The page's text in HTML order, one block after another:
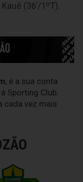
(36’/1ºT).
, é a sua conta
Sporting Club.
cada vez mais